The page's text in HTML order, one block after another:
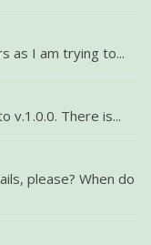
as I am trying to...
v.1.0.0. There is...
please? When do